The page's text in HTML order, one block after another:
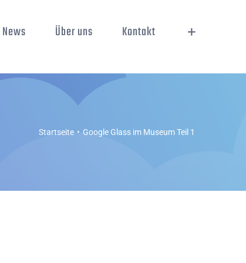
News Über uns Kontakt
Startseite Google Glass im Museum Teil 1